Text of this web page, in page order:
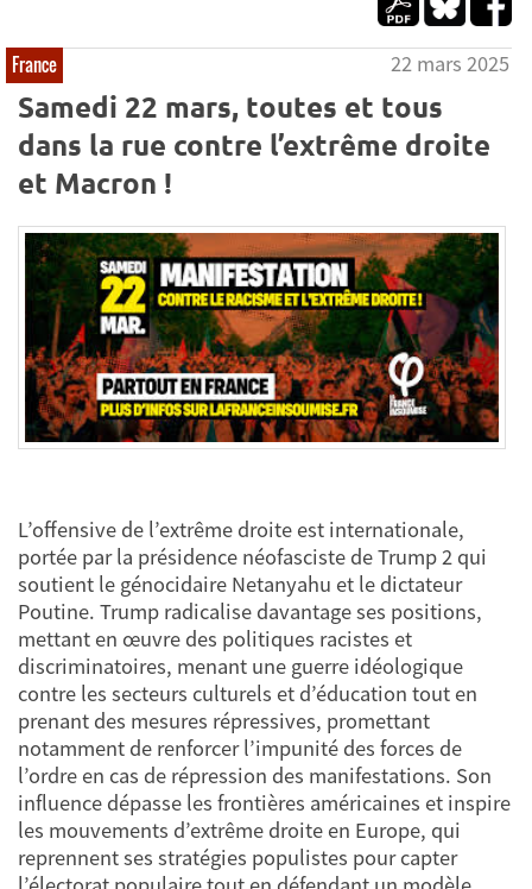
France 22 mars 2025
Samedi 22 mars, toutes et tous
dans la rue contre l’extrême droite
et Macron !
L’offensive de l’extrême droite est internationale,
portée par la présidence néofasciste de Trump 2 qui
soutient le génocidaire Netanyahu et le dictateur
Poutine. Trump radicalise davantage ses positions,
mettant en œuvre des politiques racistes et
discriminatoires, menant une guerre idéologique
contre les secteurs culturels et d’éducation tout en
prenant des mesures répressives, promettant
notamment de renforcer l’impunité des forces de
l’ordre en cas de répression des manifestations. Son
influence dépasse les frontières américaines et inspire
les mouvements d’extrême droite en Europe, qui
reprennent ses stratégies populistes pour capter